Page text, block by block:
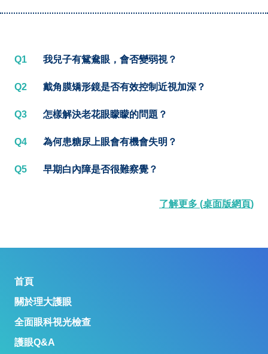
Q1 我兒子有鴛鴦眼，會否變弱視？
Q2 戴角膜矯形鏡是否有效控制近視加深？
Q3 怎樣解決老花眼矇矇的問題？
Q4 為何患糖尿上眼會有機會失明？
Q5 早期白內障是否很難察覺？
了解更多 (桌面版網頁)
首頁
關於理大護眼
全面眼科視光檢查
護眼Q&A